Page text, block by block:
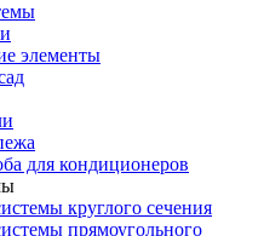
элементы
для кондиционеров
круглого сечения
прямоугольного